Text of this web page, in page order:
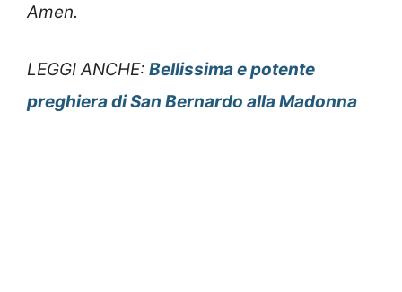
Amen.
LEGGI ANCHE: Bellissima e potente
preghiera di San Bernardo alla Madonna